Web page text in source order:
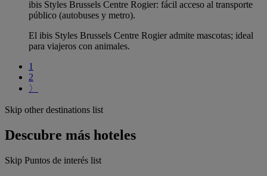
ibis Styles Brussels Centre Rogier: fácil acceso al transporte
público (autobuses y metro).
El ibis Styles Brussels Centre Rogier admite mascotas; ideal
para viajeros con animales.
1
2
〉
Skip other destinations list
Descubre más hoteles
Skip Puntos de interés list